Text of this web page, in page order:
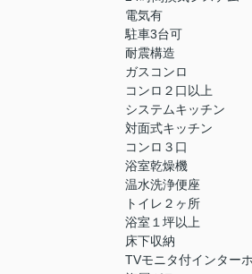
電気有
駐車3台可
耐震構造
ガスコンロ
コンロ２口以上
システムキッチン
対面式キッチン
コンロ３口
浴室乾燥機
温水洗浄便座
トイレ２ヶ所
浴室１坪以上
床下収納
TVモニタ付インター